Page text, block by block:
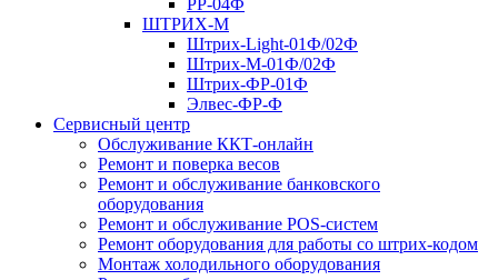
РР-04Ф
ШТРИХ-М
Штрих-Light-01Ф/02Ф
Штрих-М-01Ф/02Ф
Штрих-ФР-01Ф
Элвес-ФР-Ф
Сервисный центр
Обслуживание ККТ-онлайн
Ремонт и поверка весов
Ремонт и обслуживание банковского
оборудования
Ремонт и обслуживание POS-систем
Ремонт оборудования для работы со штрих-кодом
Монтаж холодильного оборудования